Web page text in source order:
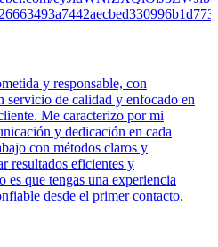
y responsable, con
servicio de calidad y enfocado en
Me caracterizo por mi
y dedicación en cada
con métodos claros y
resultados eficientes y
que tengas una experiencia
desde el primer contacto.